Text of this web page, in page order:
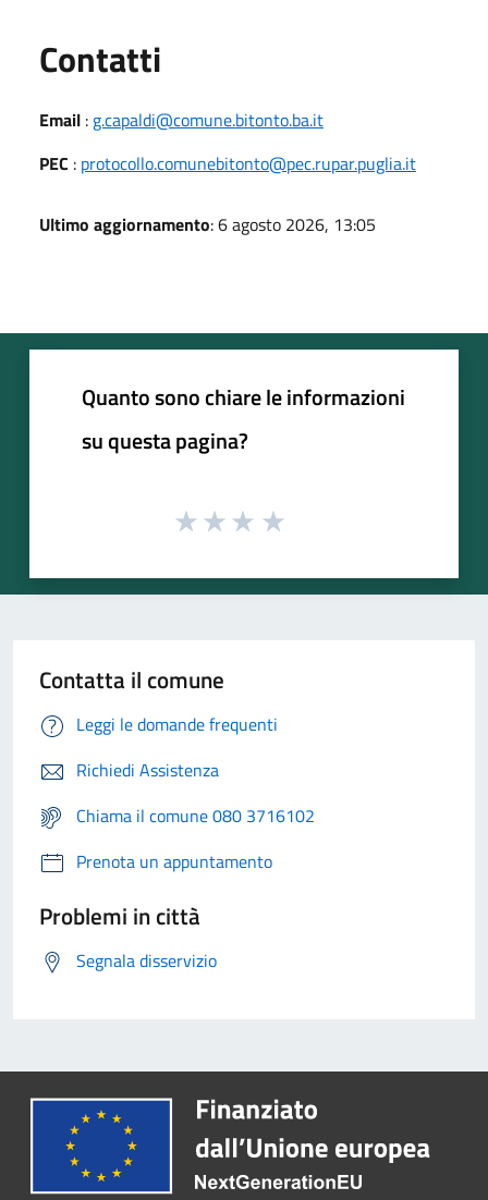
Contatti
Email : g.capaldi@comune.bitonto.ba.it
PEC : protocollo.comunebitonto@pec.rupar.puglia.it
Ultimo aggiornamento: 6 agosto 2026, 13:05
Quanto sono chiare le informazioni
su questa pagina?
Contatta il comune
Leggi le domande frequenti
Richiedi Assistenza
Chiama il comune 080 3716102
Prenota un appuntamento
Problemi in città
Segnala disservizio